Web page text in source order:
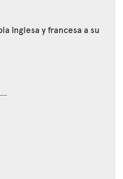
inglesa y francesa a su